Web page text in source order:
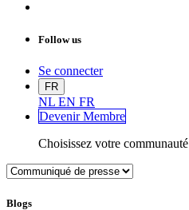
Follow us
Se connecter
FR
NL EN FR
Devenir Membre
Choisissez votre communauté
Blogs